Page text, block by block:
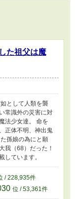
てくださってい
に基づくもので
願い申し上げま
ルン様でも合わ
ります。 ※2019年
ありがとうござ
た祖父は魔
として人類を襲
常識外の災害に対
法少女達。 命を
正体不明、神出鬼
孫娘の為にと願
我（68）だった！
しています。
/ 228,935件
位 / 53,361件